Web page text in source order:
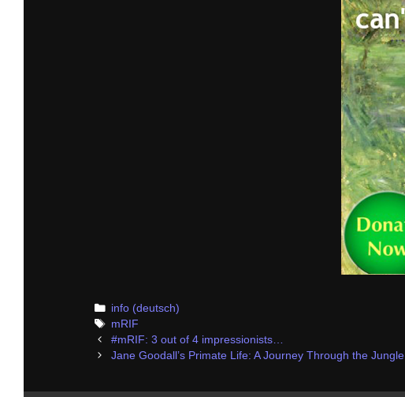
Categories
info (deutsch)
Tags
mRIF
Post
navigation
#mRIF: 3 out of 4 impressionists…
Jane Goodall’s Primate Life: A Journey Through the Jungle